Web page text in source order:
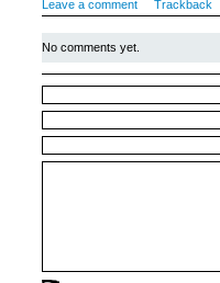
Leave a comment Trackback
No comments yet.